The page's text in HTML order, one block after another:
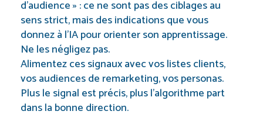
d’audience » : ce ne sont pas des ciblages au
sens strict, mais des indications que vous
donnez à l’IA pour orienter son apprentissage.
Ne les négligez pas.
Alimentez ces signaux avec vos listes clients,
vos audiences de remarketing, vos personas.
Plus le signal est précis, plus l’algorithme part
dans la bonne direction.